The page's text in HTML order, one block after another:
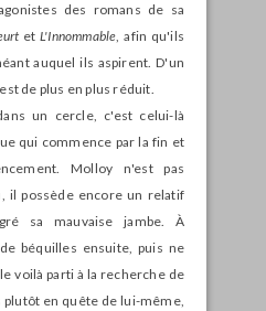
des romans de sa
etL'Innommable, afin qu'ils
auquel ils aspirent. D'un
de plus en plus réduit.
un cercle, c'est celui-là
qui commence par la fin et
Molloy n'est pas
il possède encore un relatif
sa mauvaise jambe. À
béquilles ensuite, puis ne
voilà parti à la recherche de
plutôt en quête de lui-même,